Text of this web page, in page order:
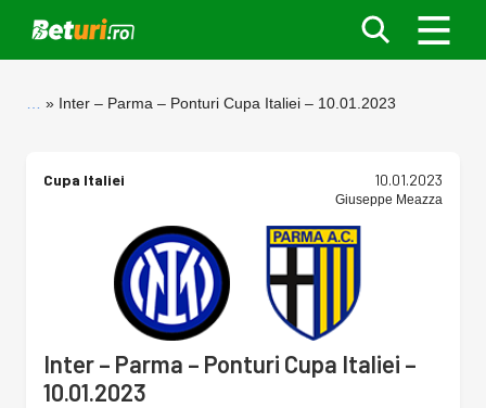
Inter – Parma – Ponturi Cupa Italiei – 10.01.2023
Cupa Italiei 10.01.2023
Giuseppe Meazza
Inter – Parma – Ponturi Cupa Italiei –
10.01.2023